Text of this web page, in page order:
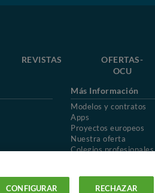
REVISTAS
OFERTAS-
OCU
Más Información
Modelos y contratos
Apps
Proyectos europeos
Nuestra oferta
Colegios profesionales
OCU
CONFIGURAR RECHAZAR